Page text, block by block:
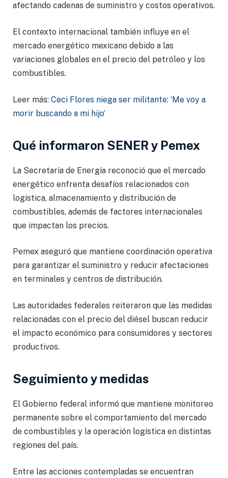
afectando cadenas de suministro y costos operativos.
El contexto internacional también influye en el
mercado energético mexicano debido a las
variaciones globales en el precio del petróleo y los
combustibles.
Leer más: Ceci Flores niega ser militante: ‘Me voy a
morir buscando a mi hijo’
Qué informaron SENER y Pemex
La Secretaría de Energía reconoció que el mercado
energético enfrenta desafíos relacionados con
logística, almacenamiento y distribución de
combustibles, además de factores internacionales
que impactan los precios.
Pemex aseguró que mantiene coordinación operativa
para garantizar el suministro y reducir afectaciones
en terminales y centros de distribución.
Las autoridades federales reiteraron que las medidas
relacionadas con el precio del diésel buscan reducir
el impacto económico para consumidores y sectores
productivos.
Seguimiento y medidas
El Gobierno federal informó que mantiene monitoreo
permanente sobre el comportamiento del mercado
de combustibles y la operación logística en distintas
regiones del país.
Entre las acciones contempladas se encuentran